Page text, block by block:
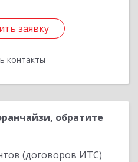
заявку
контакты
заявку
обратите
(договоров ИТС)